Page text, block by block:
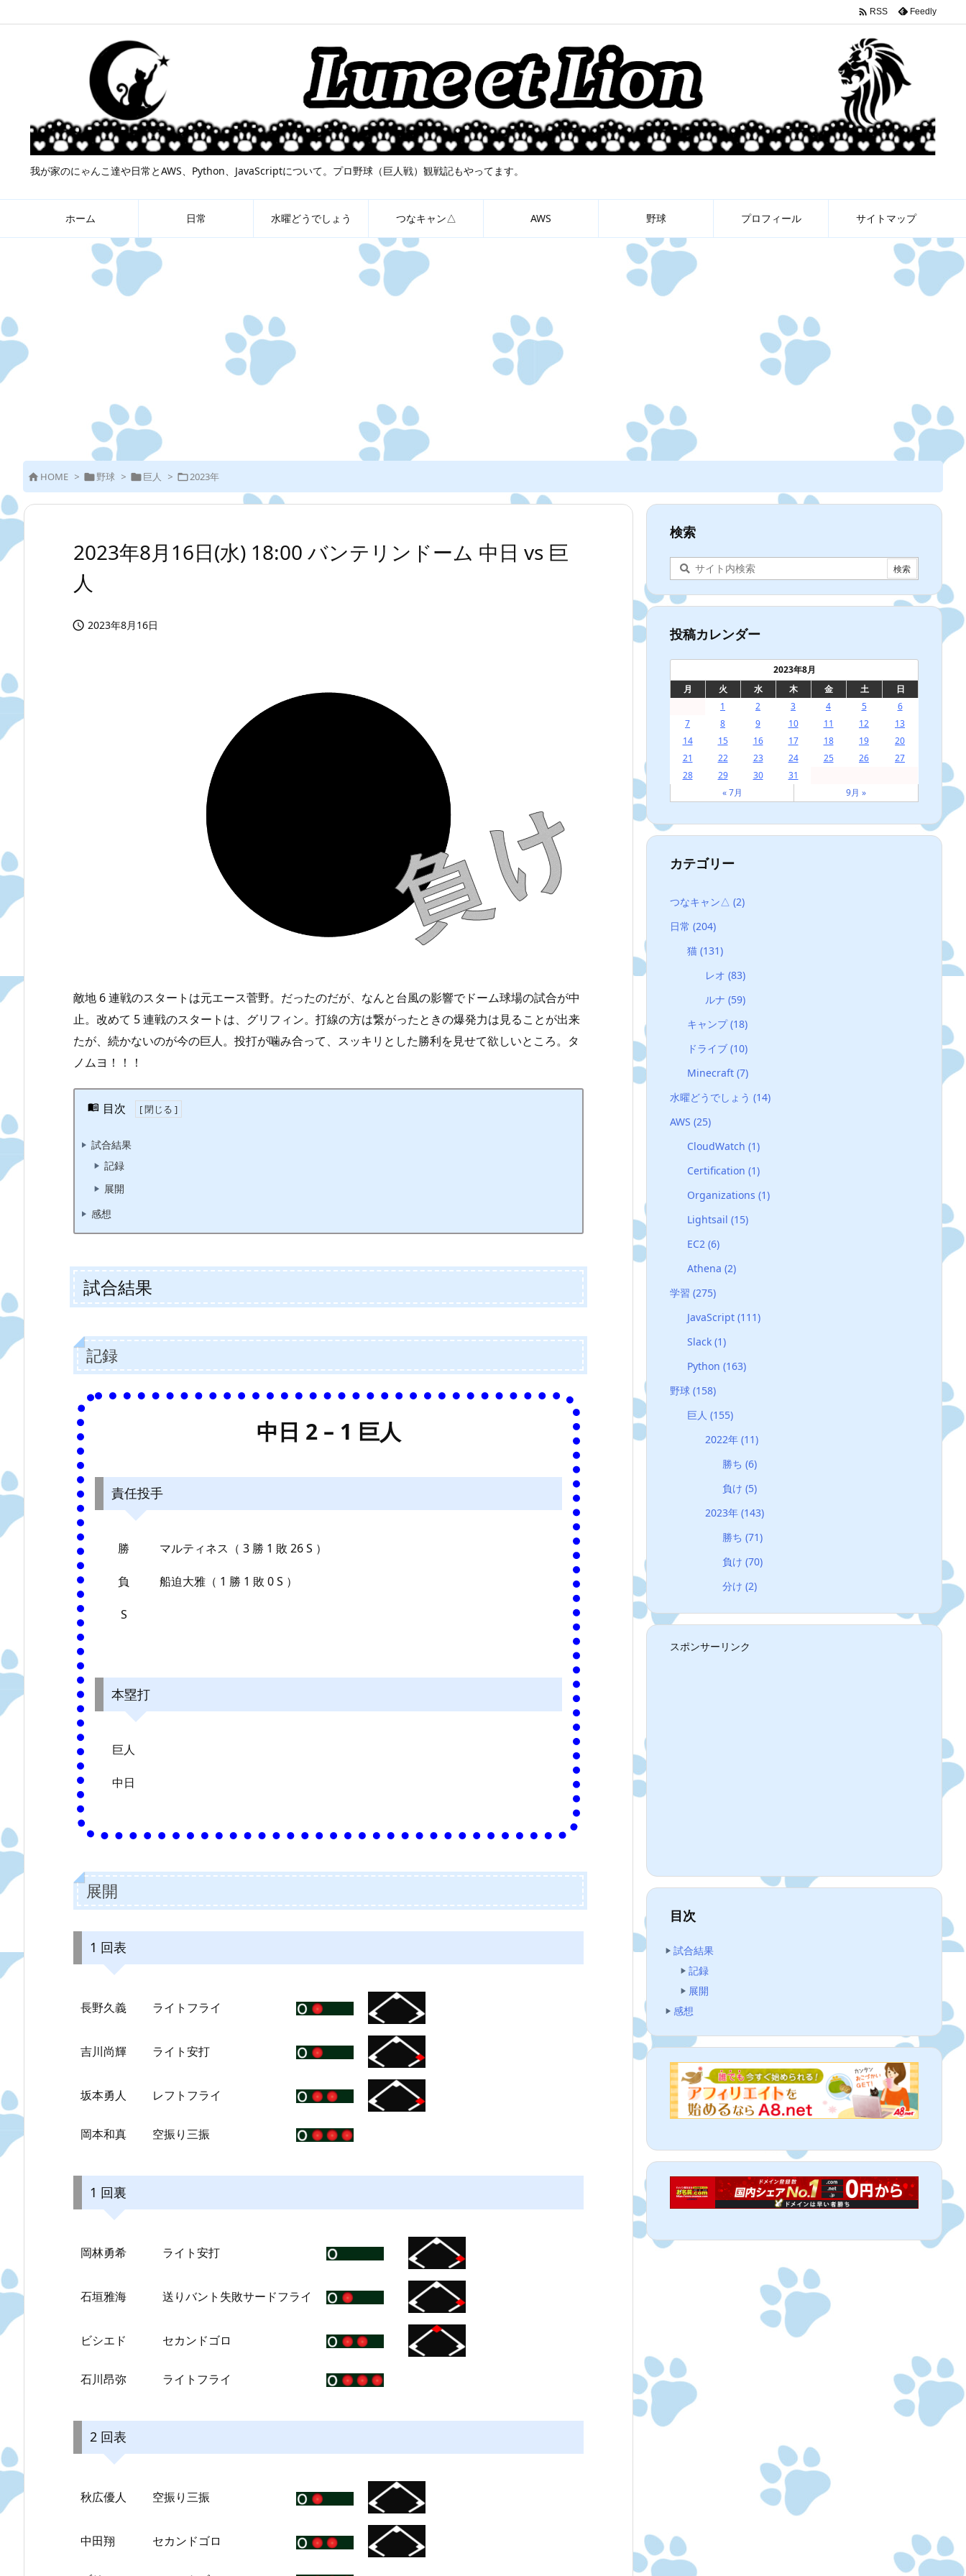
我が家のにゃんこ達や日常とAWS、Python、JavaScriptについて。プロ野球（巨人戦）観戦記もやってます。
ホーム 日常 水曜どうでしょう つなキャン△ AWS 野球 プロフィール サイトマップ
 RSS Feedly
 HOME > 野球 > 巨人 > 2023年
2023年8月16日(水) 18:00 バンテリンドーム 中日 vs 巨
人
 2023年8月16日
敵地 6 連戦のスタートは元エース菅野。だったのだが、なんと台風の影響でドーム球場の試合が中
止。改めて 5 連戦のスタートは、グリフィン。打線の方は繋がったときの爆発力は見ることが出来
たが、続かないのが今の巨人。投打が噛み合って、スッキリとした勝利を見せて欲しいところ。タ
ノムヨ！！！
目次
試合結果
記録
展開
感想
試合結果
記録
中日 2 – 1 巨人
責任投手
勝 マルティネス（ 3 勝 1 敗 26 S ）
負 船迫大雅（ 1 勝 1 敗 0 S ）
S
本塁打
巨人
中日
展開
1 回表
長野久義 ライトフライ
吉川尚輝 ライト安打
坂本勇人 レフトフライ
岡本和真 空振り三振
1 回裏
岡林勇希 ライト安打
石垣雅海 送りバント失敗サードフライ
ビシエド セカンドゴロ
石川昂弥 ライトフライ
2 回表
秋広優人 空振り三振
中田翔 セカンドゴロ
検索
投稿カレンダー
2023年8月
月
火 水 木 金 土
日
1
2 3 4 5
6
7
8 9 10 11 12
13
14
15 16 17 18 19
20
21
22 23 24 25 26
27
28
29 30
31
« 7月
9月 »
カテゴリー
つなキャン△ (2)
日常 (204)
猫(131)
レオ (83)
ルナ (59)
キャンプ(18)
ドライブ(10)
Minecraft(7)
水曜どうでしょう (14)
AWS (25)
CloudWatch(1)
Certification(1)
Organizations(1)
Lightsail(15)
EC2(6)
Athena(2)
学習 (275)
JavaScript(111)
Slack(1)
Python(163)
野球 (158)
巨人(155)
2022年 (11)
勝ち(6)
負け(5)
2023年 (143)
勝ち(71)
負け(70)
分け(2)
スポンサーリンク
目次
試合結果
記録
展開
感想